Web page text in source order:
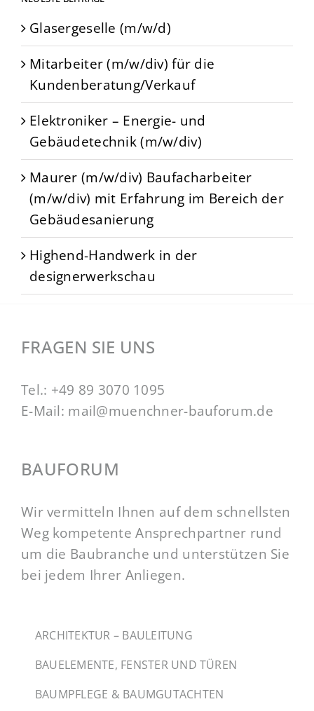
Glasergeselle (m/w/d)
Mitarbeiter (m/w/div) für die
Kundenberatung/Verkauf
Elektroniker – Energie- und
Gebäudetechnik (m/w/div)
Maurer (m/w/div) Baufacharbeiter
(m/w/div) mit Erfahrung im Bereich der
Gebäudesanierung
Highend-Handwerk in der
designerwerkschau
FRAGEN SIE UNS
Tel.: +49 89 3070 1095
E-Mail: mail@muenchner-bauforum.de
BAUFORUM
Wir vermitteln Ihnen auf dem schnellsten
Weg kompetente Ansprechpartner rund
um die Baubranche und unterstützen Sie
bei jedem Ihrer Anliegen.
ARCHITEKTUR – BAULEITUNG
BAUELEMENTE, FENSTER UND TÜREN
BAUMPFLEGE & BAUMGUTACHTEN